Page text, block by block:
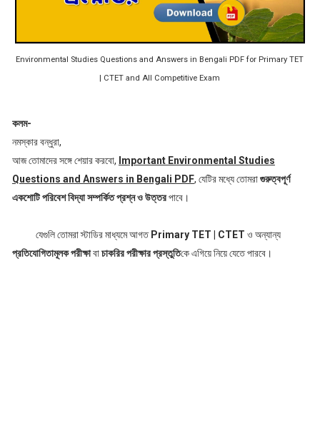
Environmental Studies Questions and Answers in Bengali PDF for Primary TET
| CTET and All Competitive Exam
কলম-
নমস্কার বন্ধুরা,
আজ তোমাদের সঙ্গে শেয়ার করবো, Important Environmental Studies
Questions and Answers in Bengali PDF, যেটির মধ্যে তোমরাগুরুত্বপূর্ণ
একশোটি পরিবেশ বিদ্যা সম্পর্কিত প্রশ্ন ও উত্তরপাবে।
যেগুলি তোমরা স্টাডির মাধ্যমে আগত Primary TET | CTET ও অন্যান্য
প্রতিযোগিতামূলক পরীক্ষাবাচাকরির পরীক্ষার প্রস্তুতিকে এগিয়ে নিয়ে যেতে পারবে।